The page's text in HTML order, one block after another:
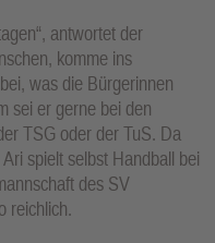
antwortet der
komme ins
was die Bürgerinnen
sei er gerne bei den
TSG oder der TuS. Da
spielt selbst Handball bei
des SV
reichlich.